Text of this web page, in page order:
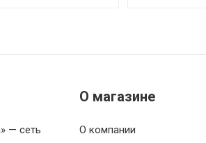
— сеть
О магазине
О компании